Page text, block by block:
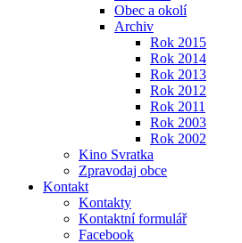
Obec a okolí
Archiv
Rok 2015
Rok 2014
Rok 2013
Rok 2012
Rok 2011
Rok 2003
Rok 2002
Kino Svratka
Zpravodaj obce
Kontakt
Kontakty
Kontaktní formulář
Facebook